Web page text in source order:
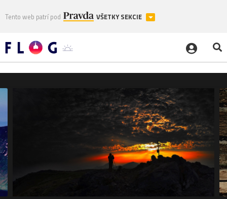
Tento web patrí pod VŠETKY SEKCIE